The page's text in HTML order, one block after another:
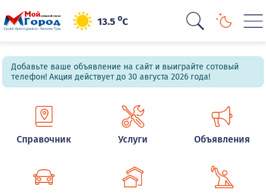
13.5oC
Добавьте ваше объявление на сайт и выиграйте сотовый
телефон! Акция действует до 30 августа 2026 года!
Справочник Услуги Объявления